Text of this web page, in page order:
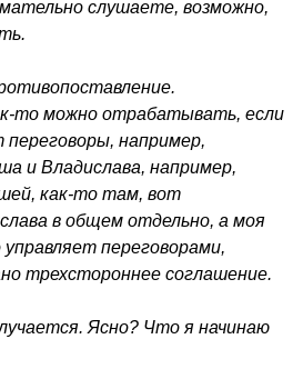
слушаете, возможно,
то можно отрабатывать, если
переговоры, например,
и Владислава, например,
как-то там, вот
в общем отдельно, а моя
переговорами,
трехстороннее соглашение.
Ясно? Что я начинаю